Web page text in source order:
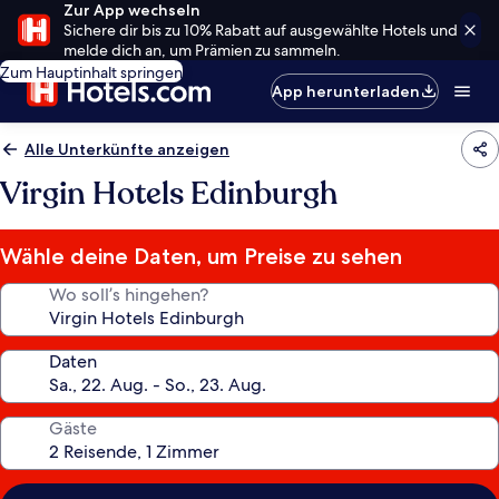
Zur App wechseln
Sichere dir bis zu 10% Rabatt auf ausgewählte Hotels und
melde dich an, um Prämien zu sammeln.
Zum Hauptinhalt springen
App herunterladen
Alle Unterkünfte anzeigen
Virgin Hotels Edinburgh
Wähle deine Daten, um Preise zu sehen
Wo soll’s hingehen?
Daten
Gäste